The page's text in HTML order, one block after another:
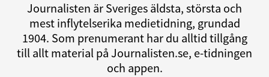
Journalisten är Sveriges äldsta, största och
mest inflytelserika medietidning, grundad
1904. Som prenumerant har du alltid tillgång
till allt material på Journalisten.se, e-tidningen
och appen.